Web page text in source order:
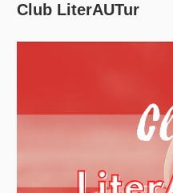
Club LiterAUTur